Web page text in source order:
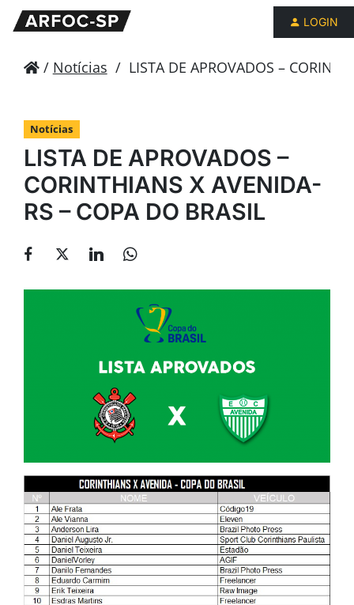
LOGIN
/ Notícias / LISTA DE APROVADOS –
Notícias
LISTA DE APROVADOS –
CORINTHIANS X AVENIDA-
RS – COPA DO BRASIL